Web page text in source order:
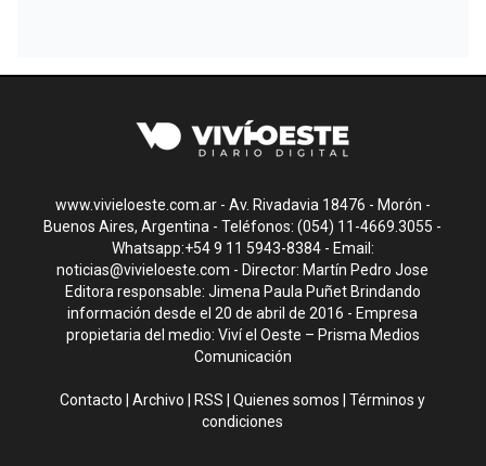
www.vivieloeste.com.ar - Av. Rivadavia 18476 - Morón -
Buenos Aires, Argentina - Teléfonos: (054) 11-4669.3055 -
Whatsapp:+54 9 11 5943-8384 - Email:
noticias@vivieloeste.com - Director: Martín Pedro Jose
Editora responsable: Jimena Paula Puñet Brindando
información desde el 20 de abril de 2016 - Empresa
propietaria del medio: Viví el Oeste – Prisma Medios
Comunicación
Contacto |Archivo RSS |Quienes somos |Términos y
condiciones